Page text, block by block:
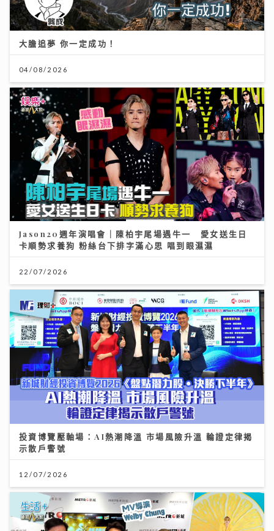
大膽追夢 你一定成功！
04/08/2026
Jason20週年演唱會｜陳柏宇尾場遇牛一 愛女送生日
卡順勢求養狗 粉絲台下排字滿心思 唱到眼濕濕
22/07/2026
投資博覽壓軸場：AI熱潮降溫 市場風險升溫 輪證定律揭
示散戶警號
12/07/2026